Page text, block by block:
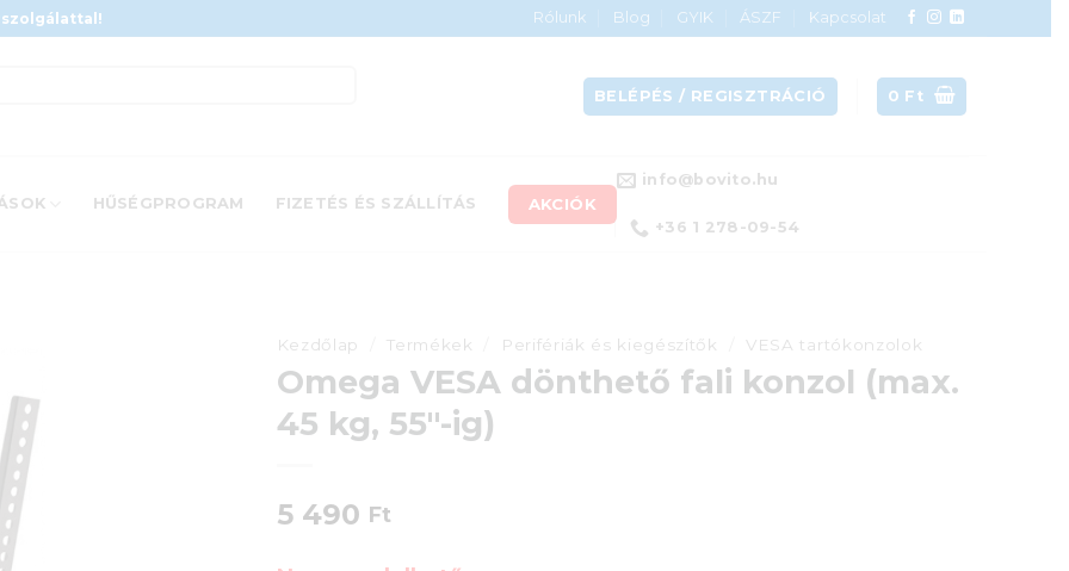
Rólunk Blog GYIK ÁSZF
Kapcsolat
BELÉPÉS / REGISZTRÁCIÓ 0 Ft
HŰSÉGPROGRAM FIZETÉS ÉS SZÁLLÍTÁS AKCIÓK
info@bovito.hu
+36 1 278-09-54
Kezdőlap Termékek Perifériák és kiegészítők VESA tartókonzolok
Omega VESA dönthető fali konzol (max.
45 kg, 55″-ig)
5 490 Ft